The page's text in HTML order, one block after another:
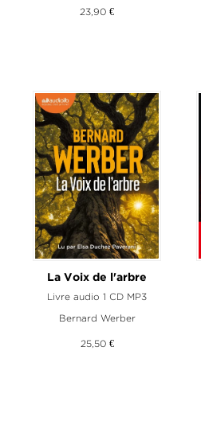
23,90 €
La Voix de l'arbre
Livre audio 1 CD MP3
Bernard Werber
25,50 €